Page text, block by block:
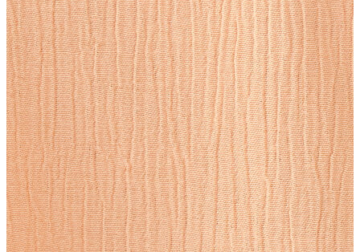
Yelek
Yağmurluk
Erkek
Ceket
Kaban
Kazak
Pantolon
Sweatshirt
Gömlek
Polo
T-shirt
Atlet
Deniz Şortu
Eşofman Altı
Mont
Şort
Yelek